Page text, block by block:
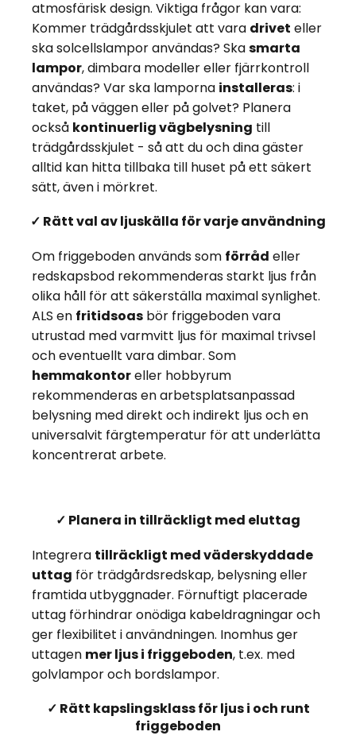
atmosfärisk design. Viktiga frågor kan vara:
Kommer trädgårdsskjulet att vara drivet eller
ska solcellslampor användas? Skasmarta
lampor, dimbara modeller eller fjärrkontroll
användas? Var ska lamporna installeras: i
taket, på väggen eller på golvet? Planera
också kontinuerlig vägbelysning till
trädgårdsskjulet - så att du och dina gäster
alltid kan hitta tillbaka till huset på ett säkert
sätt, även i mörkret.
✓ Rätt val av ljuskälla för varje användning
Om friggeboden används som förråd eller
redskapsbod rekommenderas starkt ljus från
olika håll för att säkerställa maximal synlighet.
ALS en fritidsoas bör friggeboden vara
utrustad med varmvitt ljus för maximal trivsel
och eventuellt vara dimbar. Som
hemmakontoreller hobbyrum
rekommenderas en arbetsplatsanpassad
belysning med direkt och indirekt ljus och en
universalvit färgtemperatur för att underlätta
koncentrerat arbete.
✓ Planera in tillräckligt med eluttag
Integrera tillräckligt med väderskyddade
uttag för trädgårdsredskap, belysning eller
framtida utbyggnader. Förnuftigt placerade
uttag förhindrar onödiga kabeldragningar och
ger flexibilitet i användningen. Inomhus ger
uttagen mer ljus i friggeboden, t.ex. med
golvlampor och bordslampor.
✓ Rätt kapslingsklass för ljus i och runt
friggeboden